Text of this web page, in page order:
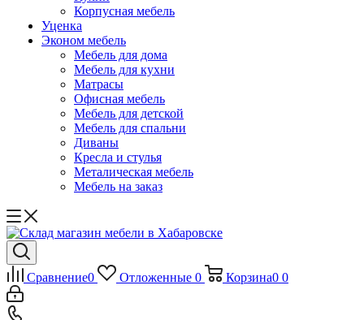
Корпусная мебель
Уценка
Эконом мебель
Мебель для дома
Мебель для кухни
Матрасы
Офисная мебель
Мебель для детской
Мебель для спальни
Диваны
Кресла и стулья
Металическая мебель
Мебель на заказ
Сравнение0 Отложенные 0 Корзина0 0